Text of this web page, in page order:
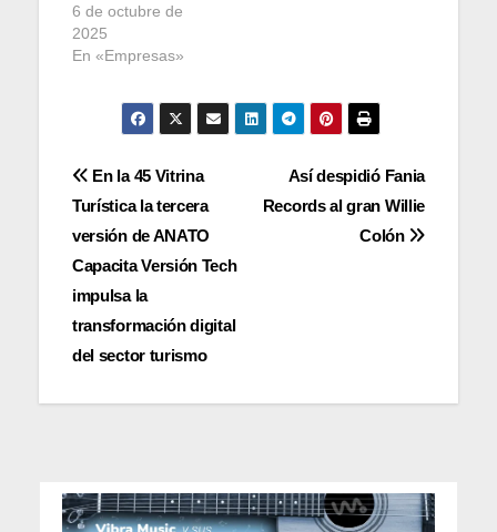
6 de octubre de
2025
En «Empresas»
Navegación
de
entradas
Así despidió Fania
Records al gran Willie
Colón
En la 45 Vitrina
Turística la tercera
versión de ANATO
Capacita Versión Tech
impulsa la
transformación digital
del sector turismo